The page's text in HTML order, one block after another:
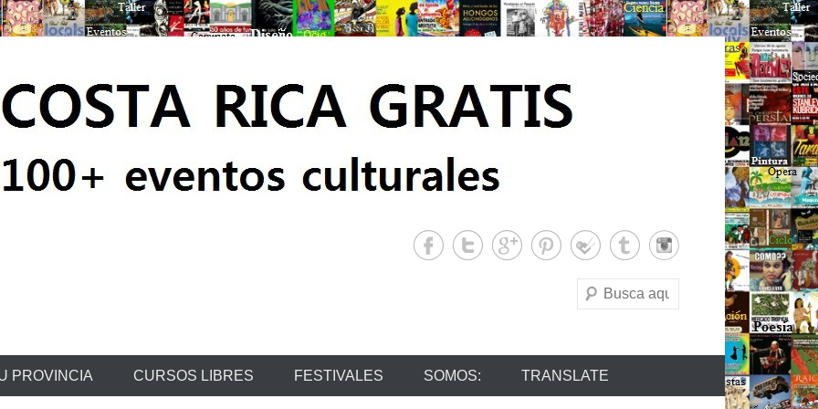
Buscar
PROVINCIA CURSOS LIBRES FESTIVALES SOMOS: TRANSLATE